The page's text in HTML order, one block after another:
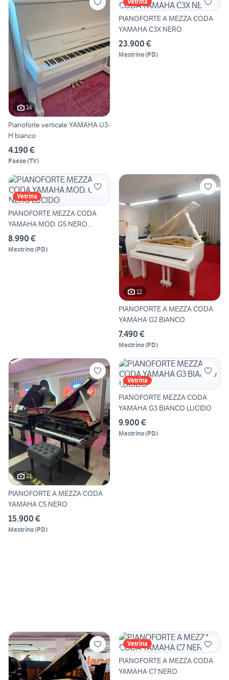
14
Pianoforte verticale YAMAHA U3-
H bianco
4.190 €
Paese(TV)
PIANOFORTE A MEZZA CODA
YAMAHA C3X NERO
23.900 €
Mestrino(PD)
Vetrina
PIANOFORTE MEZZA CODA
YAMAHA MOD. G5 NERO
LUCIDO
8.990 €
Mestrino(PD)
12
PIANOFORTE A MEZZA CODA
YAMAHA G2 BIANCO
7.490 €
Mestrino(PD)
21
PIANOFORTE A MEZZA CODA
YAMAHA C5 NERO
15.900 €
Mestrino(PD)
Vetrina
PIANOFORTE MEZZA CODA
YAMAHA G3 BIANCO LUCIDO
9.900 €
Mestrino(PD)
Vetrina
PIANOFORTE A MEZZA CODA
YAMAHA C7 NERO